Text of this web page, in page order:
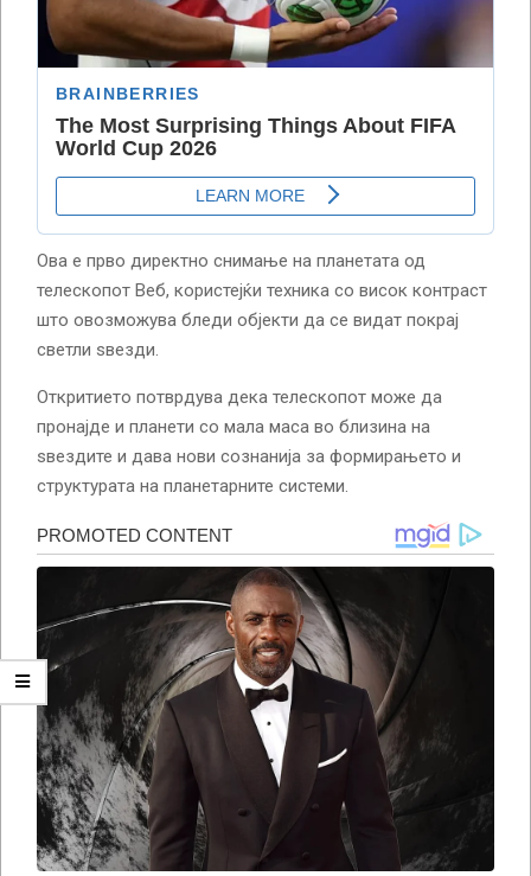
Ова е прво директно снимање на планетата од
телескопот Веб, користејќи техника со висок контраст
што овозможува бледи објекти да се видат покрај
светли ѕвезди.
Откритието потврдува дека телескопот може да
пронајде и планети со мала маса во близина на
ѕвездите и дава нови сознанија за формирањето и
структурата на планетарните системи.